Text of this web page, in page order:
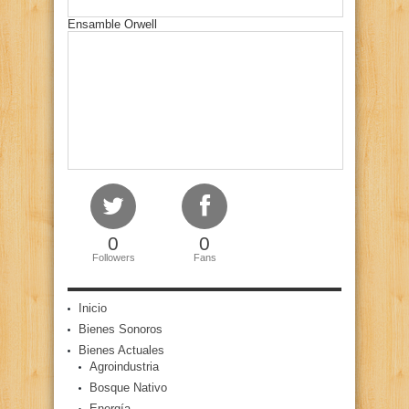
Ensamble Orwell
0
Followers
0
Fans
Inicio
Bienes Sonoros
Bienes Actuales
Agroindustria
Bosque Nativo